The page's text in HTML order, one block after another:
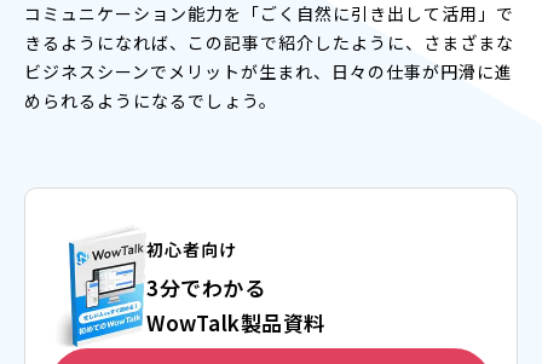
コミュニケーション能力を「ごく自然に引き出して活用」で
きるようになれば、この記事で紹介したように、さまざまな
ビジネスシーンでメリットが生まれ、日々の仕事が円滑に進
められるようになるでしょう。
初心者向け
3分でわかる
WowTalk製品資料